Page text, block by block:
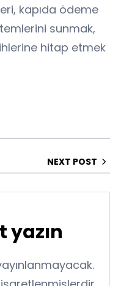
kapıda ödeme
sunmak,
hitap etmek
NEXT POST
yazın